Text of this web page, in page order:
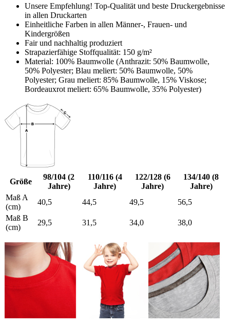
Unsere Empfehlung! Top-Qualität und beste Druckergebnisse
in allen Druckarten
Einheitliche Farben in allen Männer-, Frauen- und
Kindergrößen
Fair und nachhaltig produziert
Strapazierfähige Stoffqualität: 150 g/m²
Material: 100% Baumwolle (Anthrazit: 50% Baumwolle,
50% Polyester; Blau meliert: 50% Baumwolle, 50%
Polyester; Grau meliert: 85% Baumwolle, 15% Viskose;
Bordeauxrot meliert: 65% Baumwolle, 35% Polyester)
Größe
98/104 (2
Jahre)
110/116 (4
Jahre)
122/128 (6
Jahre)
134/140 (8
Jahre)
Maß A
(cm)
40,5 44,5 49,5
56,5
Maß B
(cm)
29,5 31,5 34,0 38,0